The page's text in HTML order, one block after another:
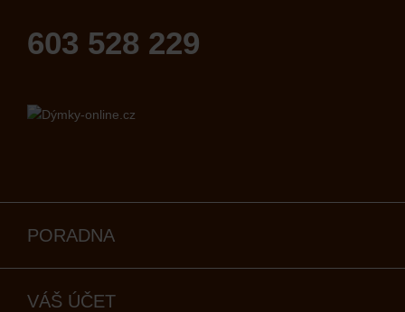
603 528 229
PORADNA
VÁŠ ÚČET